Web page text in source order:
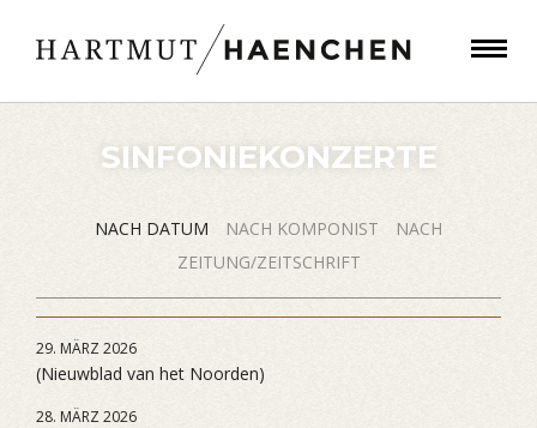
SINFONIEKONZERTE
NACH DATUM NACH KOMPONIST
NACH
ZEITUNG/ZEITSCHRIFT
29. MÄRZ 2026
(Nieuwblad van het Noorden)
28. MÄRZ 2026